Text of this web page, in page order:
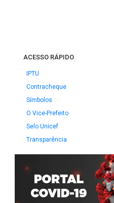
ACESSO RÁPIDO
IPTU
Contracheque
Símbolos
O Vice-Prefeito
Selo Unicef
Transparência